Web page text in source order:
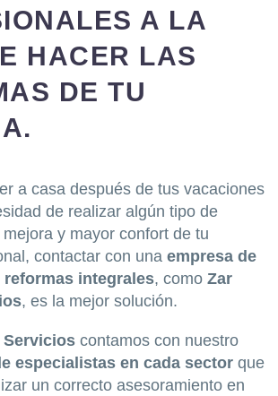
A LA
HACER LAS
DE TU
a casa después de tus vacaciones
de realizar algún tipo de
y mayor confort de tu
contactar con una empresa de
integrales, como Zar
, es la mejor solución.
Servicios contamos con nuestro
especialistas en cada sector que
un correcto asesoramiento en